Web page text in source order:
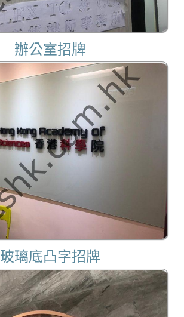
辦公室招牌
玻璃底凸字招牌